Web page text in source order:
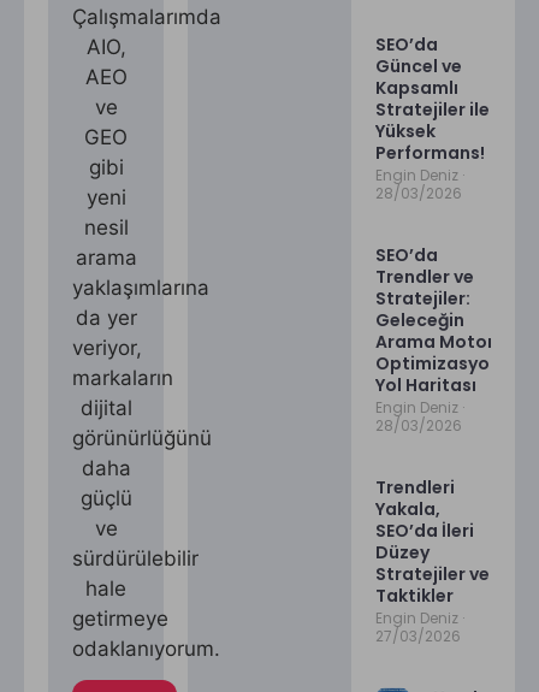
Çalışmalarımda
AIO,
AEO
ve
GEO
gibi
yeni
nesil
arama
yaklaşımlarına
da yer
veriyor,
markaların
dijital
görünürlüğünü
daha
güçlü
ve
sürdürülebilir
hale
getirmeye
odaklanıyorum.
SEO’da
Güncel ve
Kapsamlı
Stratejiler ile
Yüksek
Performans!
Engin Deniz
28/03/2026
SEO’da
Trendler ve
Stratejiler:
Geleceğin
Arama Motoru
Optimizasyonu
Yol Haritası
Engin Deniz
28/03/2026
Trendleri
Yakala,
SEO’da İleri
Düzey
Stratejiler ve
Taktikler
Engin Deniz
27/03/2026